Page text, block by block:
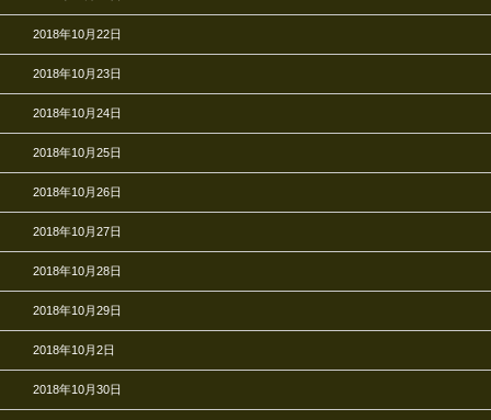
2018年10月22日
2018年10月23日
2018年10月24日
2018年10月25日
2018年10月26日
2018年10月27日
2018年10月28日
2018年10月29日
2018年10月2日
2018年10月30日